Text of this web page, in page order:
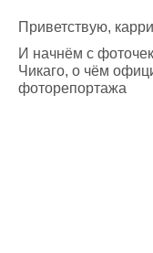
Приветствую,
И начнём с
Чикаго, о чём
фоторепортажа